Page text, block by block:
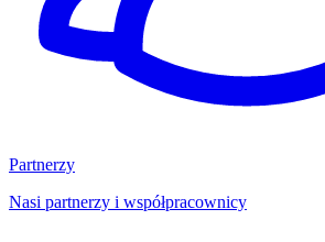
Partnerzy
Nasi partnerzy i współpracownicy